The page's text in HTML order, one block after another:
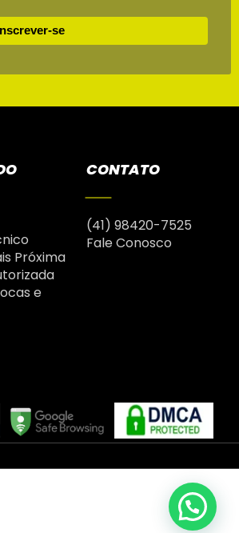
se
Próxima
e
CONTATO
(41) 98420-7525
Fale Conosco